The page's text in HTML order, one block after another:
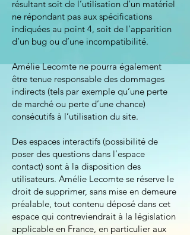
résultant soit de l’utilisation d’un matériel
ne répondant pas aux spécifications
indiquées au point 4, soit de l’apparition
d’un bug ou d’une incompatibilité.
Amélie Lecomte ne pourra également
être tenue responsable des dommages
indirects (tels par exemple qu’une perte
de marché ou perte d’une chance)
consécutifs à l’utilisation du site.
Des espaces interactifs (possibilité de
poser des questions dans l’espace
contact) sont à la disposition des
utilisateurs. Amélie Lecomte se réserve le
droit de supprimer, sans mise en demeure
préalable, tout contenu déposé dans cet
espace qui contreviendrait à la législation
applicable en France, en particulier aux